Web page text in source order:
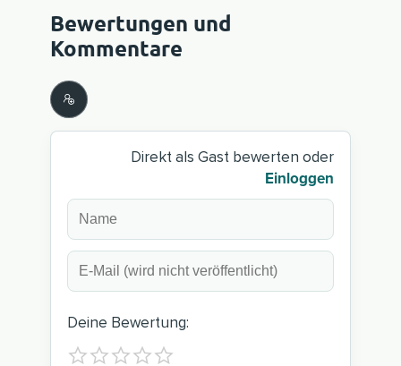
Direkt als Gast bewerten oder
Einloggen
Deine Bewertung: